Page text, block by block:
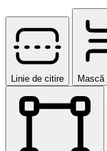
Linie de citire Mască